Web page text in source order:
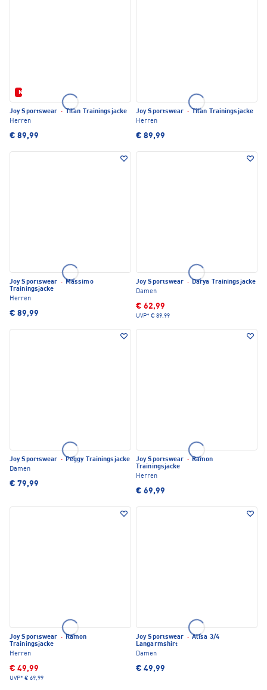
Neu
Joy Sportswear · Tilan Trainingsjacke
Herren
€ 89,99
Joy Sportswear · Tilan Trainingsjacke
Herren
€ 89,99
Joy Sportswear · Massimo
Trainingsjacke
Herren
€ 89,99
Joy Sportswear · Darya Trainingsjacke
Damen
€ 62,99
UVP* € 89,99
Joy Sportswear · Peggy Trainingsjacke
Damen
€ 79,99
Joy Sportswear · Ramon
Trainingsjacke
Herren
€ 69,99
Joy Sportswear · Ramon
Trainingsjacke
Herren
€ 49,99
UVP* € 69,99
Joy Sportswear · Alisa 3/4
Langarmshirt
Damen
€ 49,99